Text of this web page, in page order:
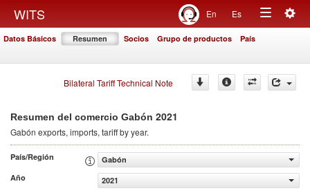
WITS En Es
Toggle
Datos Básicos Resumen Socios Grupo de productos País
Bilateral Tariff Technical Note
Resumen del comercio Gabón 2021
Gabón exports, imports, tariff by year.
País/Región
Gabón
Año
2021